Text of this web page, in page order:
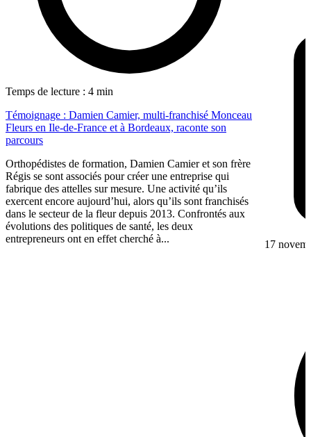
Temps de lecture : 4 min
Témoignage : Damien Camier, multi-franchisé Monceau
Fleurs en Ile-de-France et à Bordeaux, raconte son
parcours
Orthopédistes de formation, Damien Camier et son frère
Régis se sont associés pour créer une entreprise qui
fabrique des attelles sur mesure. Une activité qu’ils
exercent encore aujourd’hui, alors qu’ils sont franchisés
dans le secteur de la fleur depuis 2013. Confrontés aux
évolutions des politiques de santé, les deux
entrepreneurs ont en effet cherché à...
17